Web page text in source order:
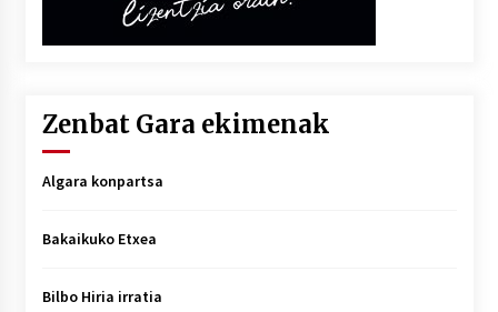
Zenbat Gara ekimenak
Algara konpartsa
Bakaikuko Etxea
Bilbo Hiria irratia